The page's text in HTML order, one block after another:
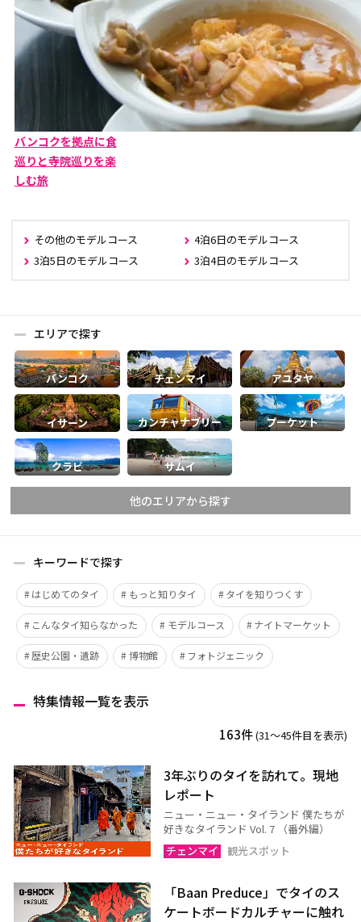
バンコクを拠点に食
巡りと寺院巡りを楽
しむ旅
その他のモデルコース
4泊6日のモデルコース
3泊5日のモデルコース
3泊4日のモデルコース
エリアで探す
バンコク チェンマイ アユタヤ
イサーン カンチャナブリー プーケット
クラビ サムイ
他のエリアから探す
メーホンソーン
ランパーン
ランプーン
スコータイ
ターク
カンペーンペット
ナーン
ペッチャブーン
ウタイターニー
ウドーンターニー
コーンケーン
（コラート）
（ウボン）
カラシン
ルーイ
キーワードで探す
はじめてのタイ もっと知りタイ タイを知りつくす
こんなタイ知らなかった モデルコース ナイトマーケット
歴史公園・遺跡 博物館 フォトジェニック
特集情報一覧を表示
163件(31〜45件目を表示)
3年ぶりのタイを訪れて。現地
レポート
ニュー・ニュー・タイランド 僕たちが
好きなタイランド Vol. 7 （番外編）
チェンマイ
観光スポット
「Baan Preduce」でタイのス
ケートボードカルチャーに触れ